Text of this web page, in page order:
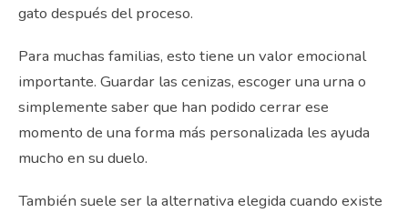
gato después del proceso.
Para muchas familias, esto tiene un valor emocional
importante. Guardar las cenizas, escoger una urna o
simplemente saber que han podido cerrar ese
momento de una forma más personalizada les ayuda
mucho en su duelo.
También suele ser la alternativa elegida cuando existe